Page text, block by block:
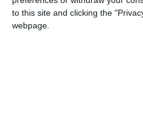
to this site and clicking the
webpage.